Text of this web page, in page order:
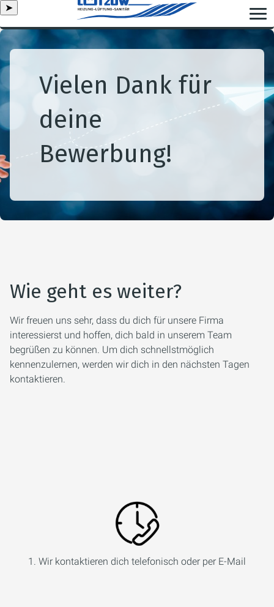
➤
Vielen Dank für
deine
Bewerbung!
Wie geht es weiter?
Wir freuen uns sehr, dass du dich für unsere Firma
interessierst und hoffen, dich bald in unserem Team
begrüßen zu können. Um dich schnellstmöglich
kennenzulernen, werden wir dich in den nächsten Tagen
kontaktieren.
1. Wir kontaktieren dich telefonisch oder per E-Mail